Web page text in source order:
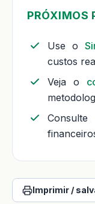
PRÓXIMOS
Use o
custos
Veja o
Imprimir /